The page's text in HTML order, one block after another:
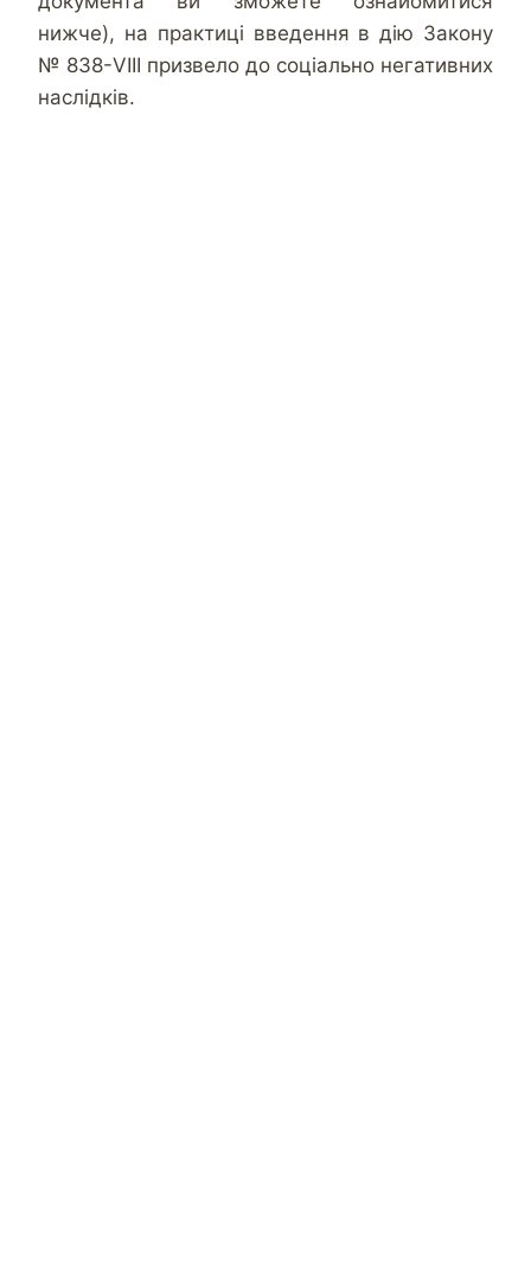
нижче), на практиці введення в дію Закону
№ 838-VІІІ призвело до соціально негативних
наслідків.